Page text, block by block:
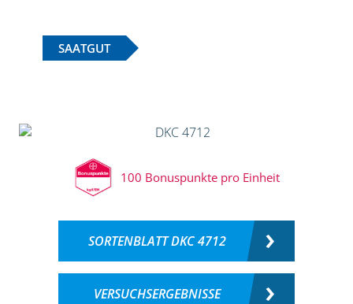
SAATGUT
100 Bonuspunkte pro Einheit
SORTENBLATT DKC 4712
VERSUCHSERGEBNISSE